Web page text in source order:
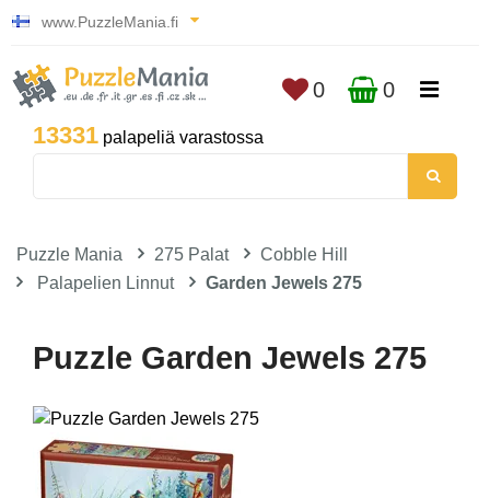
www.PuzzleMania.fi
13331 palapeliä varastossa
0 0
Puzzle Mania 275 Palat
Cobble Hill
Palapelien Linnut
Garden Jewels 275
Puzzle Garden Jewels 275